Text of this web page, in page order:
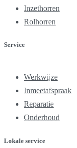
Inzethorren
Rolhorren
Service
Werkwijze
Inmeetafspraak
Reparatie
Onderhoud
Lokale service